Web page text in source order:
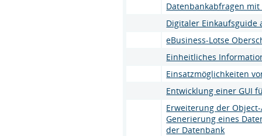
Datenbankabfragen
Digitaler Einkaufsguide
eBusiness-Lotse
Einheitliches
Einsatzmöglichkeiten
Entwicklung einer GUI
Erweiterung der
Generierung eines
der Datenbank